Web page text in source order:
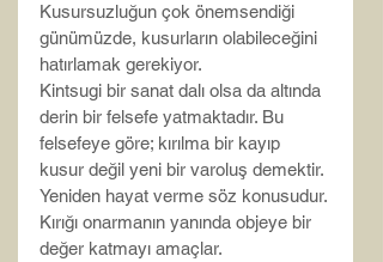
Kusursuzluğun çok önemsendiği
günümüzde, kusurların olabileceğini
hatırlamak gerekiyor.
Kintsugi bir sanat dalı olsa da altında
derin bir felsefe yatmaktadır. Bu
felsefeye göre; kırılma bir kayıp
kusur değil yeni bir varoluş demektir.
Yeniden hayat verme söz konusudur.
Kırığı onarmanın yanında objeye bir
değer katmayı amaçlar.